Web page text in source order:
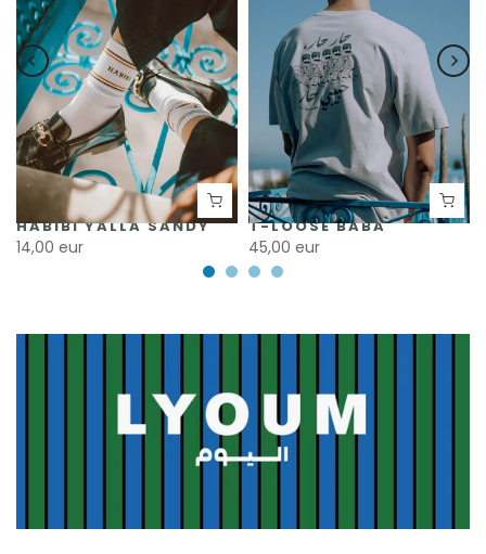
HABIBI YALLA SANDY
14,00 eur
T-LOOSE BABA
45,00 eur